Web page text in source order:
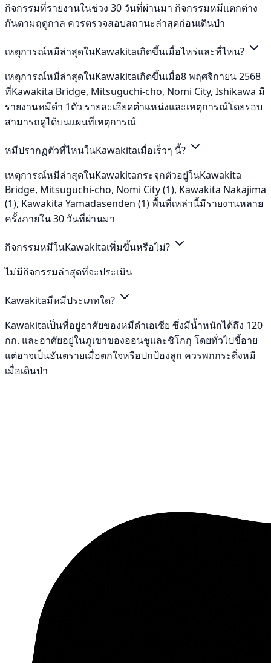
กิจกรรมที่รายงานในช่วง 30 วันที่ผ่านมา กิจกรรมหมีแตกต่าง
กันตามฤดูกาล ควรตรวจสอบสถานะล่าสุดก่อนเดินป่า
เหตุการณ์หมีล่าสุดในKawakitaเกิดขึ้นเมื่อไหร่และที่ไหน?
เหตุการณ์หมีล่าสุดในKawakitaเกิดขึ้นเมื่อ8 พฤศจิกายน 2568
ที่Kawakita Bridge, Mitsuguchi-cho, Nomi City, Ishikawa มี
รายงานหมีดำ 1ตัว รายละเอียดตำแหน่งและเหตุการณ์โดยรอบ
สามารถดูได้บนแผนที่เหตุการณ์
หมีปรากฏตัวที่ไหนในKawakitaเมื่อเร็วๆ นี้?
เหตุการณ์หมีล่าสุดในKawakitaกระจุกตัวอยู่ในKawakita
Bridge, Mitsuguchi-cho, Nomi City (1), Kawakita Nakajima
(1), Kawakita Yamadasenden (1) พื้นที่เหล่านี้มีรายงานหลาย
ครั้งภายใน 30 วันที่ผ่านมา
กิจกรรมหมีในKawakitaเพิ่มขึ้นหรือไม่?
ไม่มีกิจกรรมล่าสุดที่จะประเมิน
Kawakitaมีหมีประเภทใด?
Kawakitaเป็นที่อยู่อาศัยของหมีดำเอเชีย ซึ่งมีน้ำหนักได้ถึง 120
กก. และอาศัยอยู่ในภูเขาของฮอนชูและชิโกกุ โดยทั่วไปขี้อาย
แต่อาจเป็นอันตรายเมื่อตกใจหรือปกป้องลูก ควรพกกระดิ่งหมี
เมื่อเดินป่า